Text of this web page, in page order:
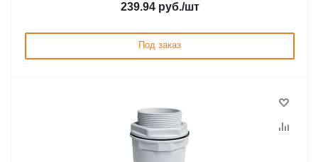
239.94руб./шт
Под заказ